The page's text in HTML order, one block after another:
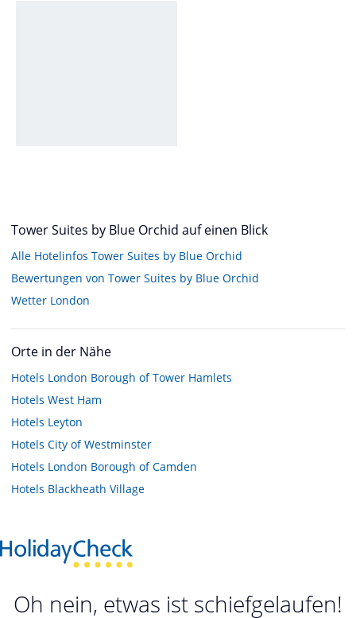
Tower Suites by Blue Orchid auf einen Blick
Alle Hotelinfos Tower Suites by Blue Orchid
Bewertungen von Tower Suites by Blue Orchid
Wetter London
Orte in der Nähe
Hotels London Borough of Tower Hamlets
Hotels West Ham
Hotels Leyton
Hotels City of Westminster
Hotels London Borough of Camden
Hotels Blackheath Village
Oh nein, etwas ist schiefgelaufen!